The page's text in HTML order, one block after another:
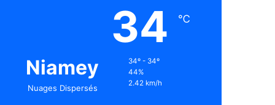
Niamey
Nuages Dispersés
34 ℃
34º - 34º
44%
2.42 km/h